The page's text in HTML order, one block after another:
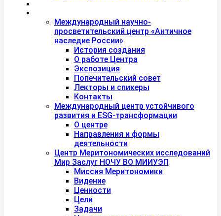
Международный научно-
просветительский центр «Античное
наследие России»
История создания
О работе Центра
Экспозиция
Попечительский совет
Лекторы и спикеры
Контакты
Международный центр устойчивого
развития и ESG-трансформации
О центре
Направления и формы
деятельности
Центр Меритономических исследований
Мир Заслуг НОЧУ ВО МИИУЭП
Миссия Меритономики
Видение
Ценности
Цели
Задачи